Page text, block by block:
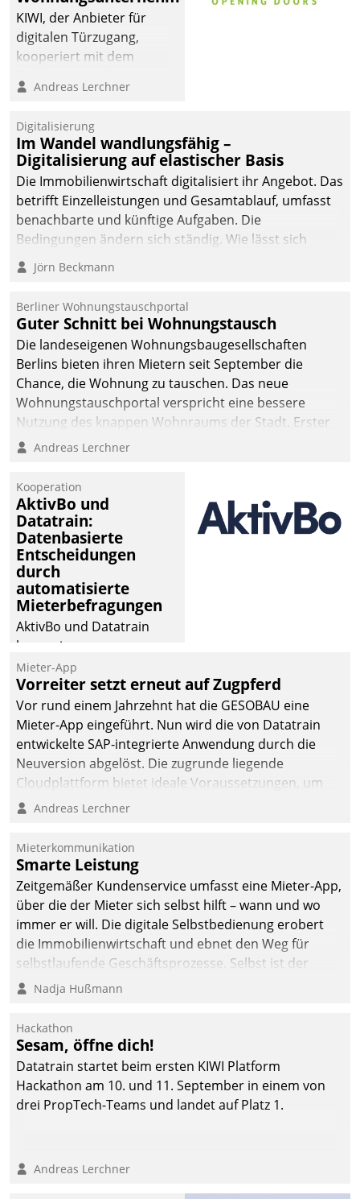
automatisiert, vollständig
und auf Wunsch über
mehrere zuvor
Kommunikationswege bei
KIWI, der Anbieter für
digitalen Türzugang,
kooperiert mit dem
Softwareentwicklungshaus
Andreas Lerchner
Digitalisierung
Im Wandel wandlungsfähig –
Digitalisierung auf elastischer Basis
Die Immobilienwirtschaft digitalisiert ihr Angebot. Das
betrifft Einzelleistungen und Gesamtablauf, umfasst
benachbarte und künftige Aufgaben. Die
Bedingungen ändern sich ständig. Wie lässt sich
technisch die Kontrolle wahren und zugleich Freiraum
fürs Wachsen öffnen?
Jörn Beckmann
Berliner Wohnungstauschportal
Guter Schnitt bei Wohnungstausch
Die landeseigenen Wohnungsbaugesellschaften
Berlins bieten ihren Mietern seit September die
Chance, die Wohnung zu tauschen. Das neue
Wohnungstauschportal verspricht eine bessere
Nutzung des knappen Wohnraums der Stadt. Erster
Anwendungsfall für Datatrains Lösung API-Hub mit
Unternehmen.
Andreas Lerchner
Kooperation
AktivBo und
Datatrain:
Datenbasierte
Entscheidungen
durch
automatisierte
Mieterbefragungen
AktivBo und Datatrain
kooperieren –
Immobilienunternehmen
profitieren: Die nahtlose
Integration der Lösungen
von AktivBo und
Datatrain ermöglicht
automatisiert ausgelöste,
zielgerichtete
Mieterbefragungen – eine
starke Grundlage für
intelligente,
datengestützte
Entscheidungen.
Mieter-App
Vorreiter setzt erneut auf Zugpferd
Vor rund einem Jahrzehnt hat die GESOBAU eine
Mieter-App eingeführt. Nun wird die von Datatrain
entwickelte SAP-integrierte Anwendung durch die
Neuversion abgelöst. Die zugrunde liegende
Cloudplattform bietet ideale Voraussetzungen, um
die Funktionalität der App zu erweitern und weitere
integrieren.
Andreas Lerchner
Mieterkommunikation
Smarte Leistung
Zeitgemäßer Kundenservice umfasst eine Mieter-App,
über die der Mieter sich selbst hilft – wann und wo
immer er will. Die digitale Selbstbedienung erobert
die Immobilienwirtschaft und ebnet den Weg für
selbstlaufende Geschäftsprozesse. Selbst ist der
Kunde und smart der Serviceanbieter.
Nadja Hußmann
Hackathon
Sesam, öffne dich!
Datatrain startet beim ersten KIWI Platform
Hackathon am 10. und 11. September in einem von
drei PropTech-Teams und landet auf Platz 1.
Andreas Lerchner